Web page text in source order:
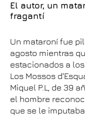
El autor, un
fragantí
Un mataroní fue
agosto mientras
estacionados a
Los Mossos
Miquel P.L, de 39
el hombre
que se le